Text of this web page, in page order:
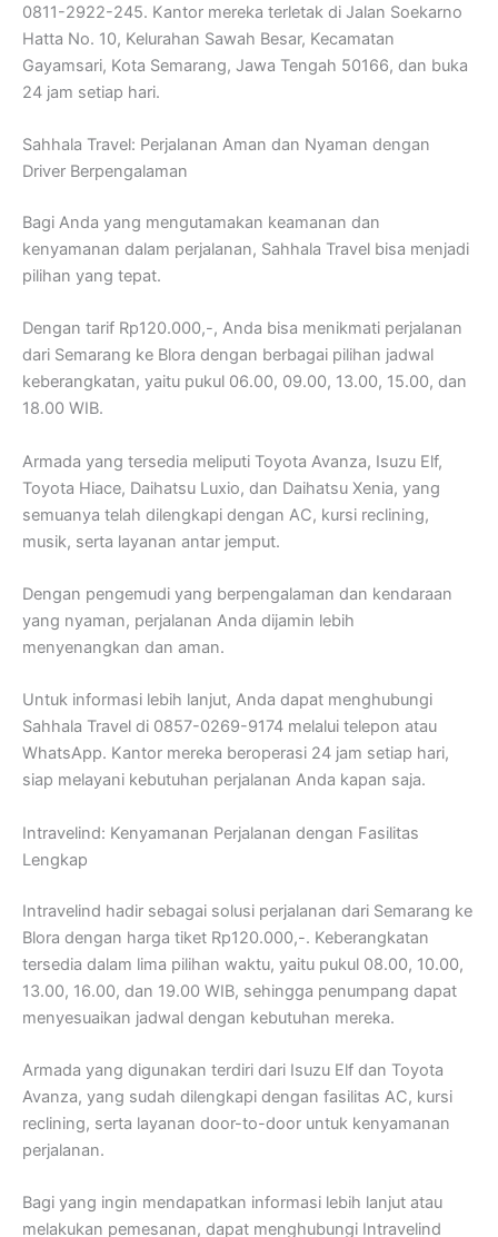
0811-2922-245. Kantor mereka terletak di Jalan Soekarno
Hatta No. 10, Kelurahan Sawah Besar, Kecamatan
Gayamsari, Kota Semarang, Jawa Tengah 50166, dan buka
24 jam setiap hari.
Sahhala Travel: Perjalanan Aman dan Nyaman dengan
Driver Berpengalaman
Bagi Anda yang mengutamakan keamanan dan
kenyamanan dalam perjalanan, Sahhala Travel bisa menjadi
pilihan yang tepat.
Dengan tarif Rp120.000,-, Anda bisa menikmati perjalanan
dari Semarang ke Blora dengan berbagai pilihan jadwal
keberangkatan, yaitu pukul 06.00, 09.00, 13.00, 15.00, dan
18.00 WIB.
Armada yang tersedia meliputi Toyota Avanza, Isuzu Elf,
Toyota Hiace, Daihatsu Luxio, dan Daihatsu Xenia, yang
semuanya telah dilengkapi dengan AC, kursi reclining,
musik, serta layanan antar jemput.
Dengan pengemudi yang berpengalaman dan kendaraan
yang nyaman, perjalanan Anda dijamin lebih
menyenangkan dan aman.
Untuk informasi lebih lanjut, Anda dapat menghubungi
Sahhala Travel di 0857-0269-9174 melalui telepon atau
WhatsApp. Kantor mereka beroperasi 24 jam setiap hari,
siap melayani kebutuhan perjalanan Anda kapan saja.
Intravelind: Kenyamanan Perjalanan dengan Fasilitas
Lengkap
Intravelind hadir sebagai solusi perjalanan dari Semarang ke
Blora dengan harga tiket Rp120.000,-. Keberangkatan
tersedia dalam lima pilihan waktu, yaitu pukul 08.00, 10.00,
13.00, 16.00, dan 19.00 WIB, sehingga penumpang dapat
menyesuaikan jadwal dengan kebutuhan mereka.
Armada yang digunakan terdiri dari Isuzu Elf dan Toyota
Avanza, yang sudah dilengkapi dengan fasilitas AC, kursi
reclining, serta layanan door-to-door untuk kenyamanan
perjalanan.
Bagi yang ingin mendapatkan informasi lebih lanjut atau
melakukan pemesanan, dapat menghubungi Intravelind